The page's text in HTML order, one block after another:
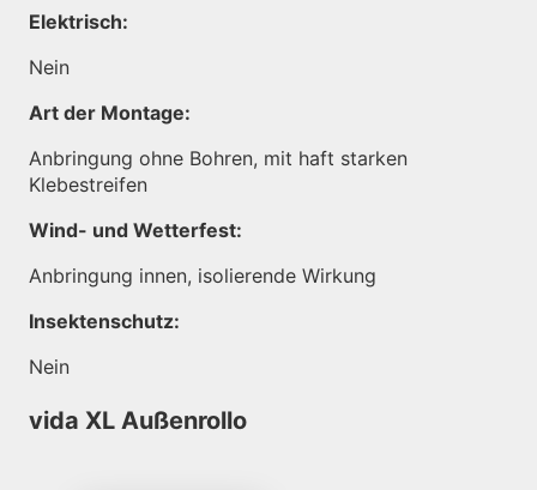
Elektrisch:
Nein
Art der Montage:
Anbringung ohne Bohren, mit haft starken
Klebestreifen
Wind- und Wetterfest:
Anbringung innen, isolierende Wirkung
Insektenschutz:
Nein
vida XL Außenrollo